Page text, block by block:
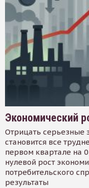
Экономический
Отрицать серьезные
становится все
первом квартале на
нулевой рост
потребительского
результаты